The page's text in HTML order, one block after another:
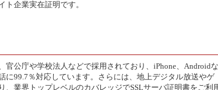
企業実在証明です。
公庁や学校法人などで採用されており、iPhone、Androidな
に99.7％対応しています。さらには、地上デジタル放送やゲ
業界トップレベルのカバレッジでSSLサーバ証明書をご利